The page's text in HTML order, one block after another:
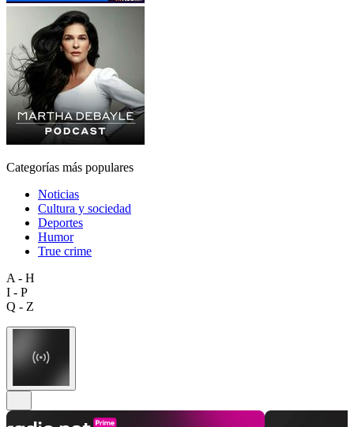
Categorías más populares
Noticias
Cultura y sociedad
Deportes
Humor
True crime
A - H
I - P
Q - Z